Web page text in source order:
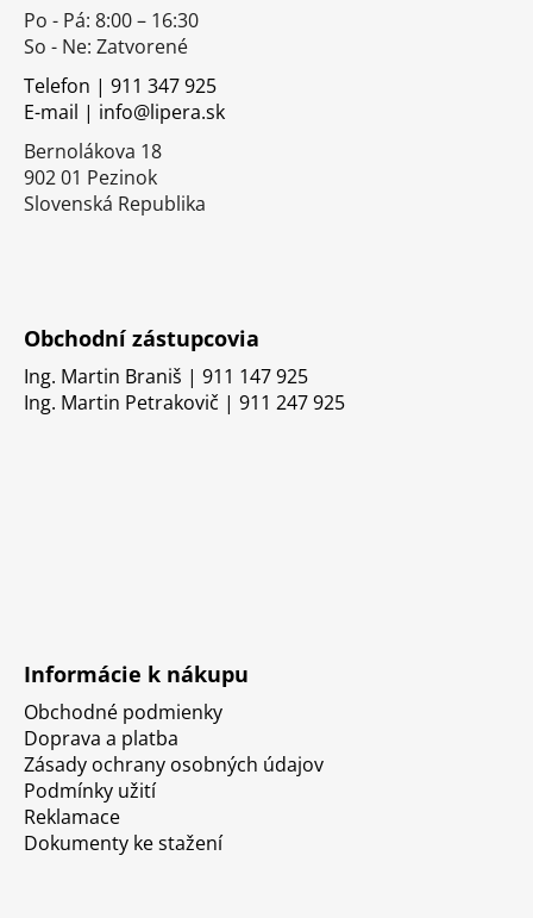
Po - Pá: 8:00 – 16:30
So - Ne: Zatvorené
Telefon | 911 347 925
E-mail | info@lipera.sk
Bernolákova 18
902 01 Pezinok
Slovenská Republika
Obchodní zástupcovia
Ing. Martin Braniš | 911 147 925
Ing. Martin Petrakovič | 911 247 925
Informácie k nákupu
Obchodné podmienky
Doprava a platba
Zásady ochrany osobných údajov
Podmínky užití
Reklamace
Dokumenty ke stažení